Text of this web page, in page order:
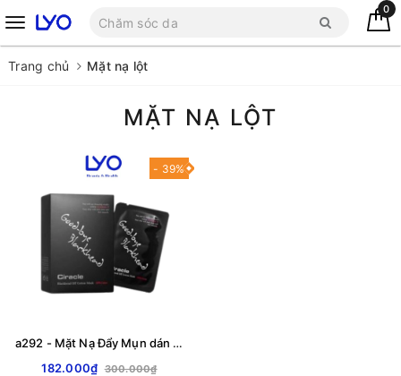
0
Trang chủ Mặt nạ lột
MẶT NẠ LỘT
- 39%
a292 - Mặt Nạ Đẩy Mụn dán mụn Đầu Đen Ciracle Goodbye Blackhead Hộp 20 Miếng
182.000₫ 300.000₫